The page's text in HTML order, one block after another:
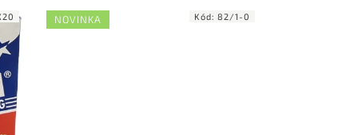
NOVINKA Kód:82/1-0